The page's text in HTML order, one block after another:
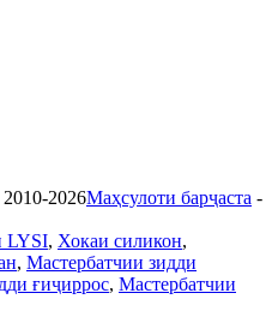
2026Маҳсулоти барҷаста -
LYSI, Хокаи силикон,
, Мастербатчии зидди
ғиҷиррос, Мастербатчии